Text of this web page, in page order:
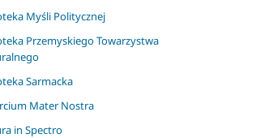
Myśli Politycznej
Przemyskiego Towarzystwa
Sarmacka
Mater Nostra
in Spectro